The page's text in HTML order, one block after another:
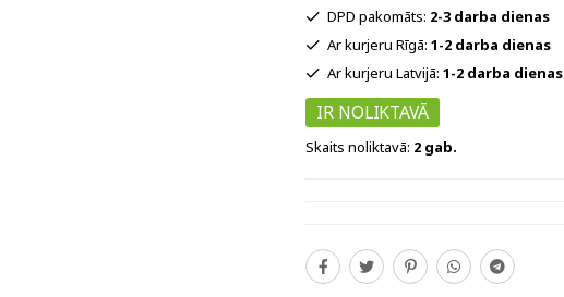
DPD pakomāts: 2-3 darba dienas
Ar kurjeru Rīgā: 1-2 darba dienas
Ar kurjeru Latvijā: 1-2 darba dienas
IR NOLIKTAVĀ
Skaits noliktavā: 2 gab.